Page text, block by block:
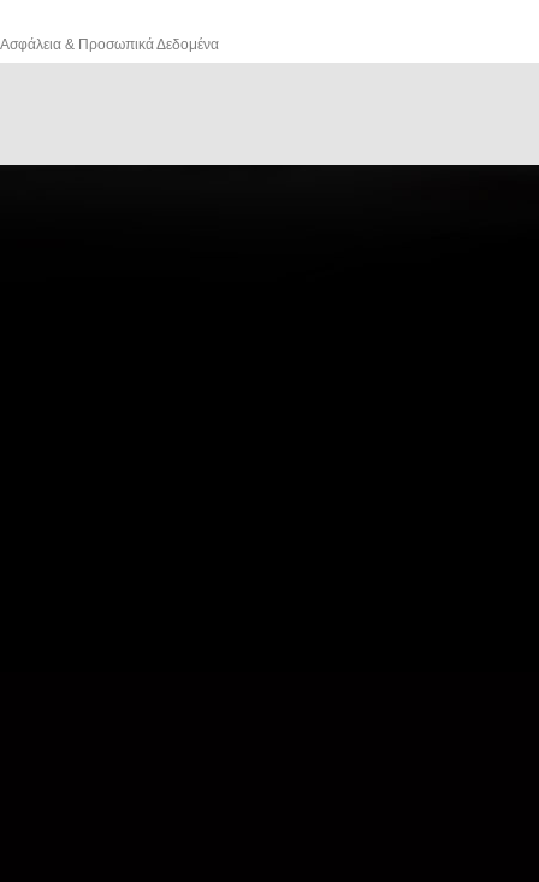
Ασφάλεια & Προσωπικά Δεδομένα